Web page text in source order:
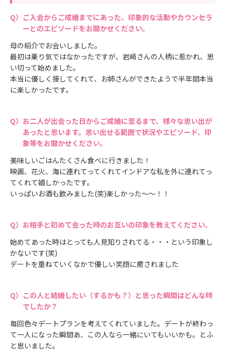
ご入会からご成婚までにあった、印象的な活動やカウンセラ
ーとのエピソードをお聞かせください。
母の紹介でお会いしました。
最初は乗り気ではなかったですが、岩崎さんの人柄に惹かれ、思
い切って始めました。
本当に優しく接してくれて、お姉さんができたようで半年間本当
に楽しかったです。
お二人が出会った日からご成婚に至るまで、様々な思い出が
あったと思います。思い出せる範囲で状況やエピソード、印
象等をお聞かせください。
美味しいごはんたくさん食べに行きました！
映画、花火、海に連れてってくれてインドアな私を外に連れてっ
てくれて嬉しかったです。
いっぱいお酒も飲みました(笑)楽しかった～～！！
お相手と初めて会った時のお互いの印象を教えてください。
始めてあった時はとっても人見知りされてる・・・という印象し
かないです(笑)
デートを重ねていくなかで優しい笑顔に癒されました
この人と結婚したい（するかも？）と思った瞬間はどんな時
でしたか？
毎回色々デートプランを考えてくれていました。デートが終わっ
て一人になった瞬間あ、この人なら一緒にいてもいいかも。とふ
と思いました。